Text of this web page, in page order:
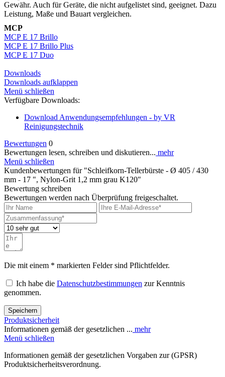
Gewähr. Auch für Geräte, die nicht aufgelistet sind, geeignet. Dazu
Leistung, Maße und Bauart vergleichen.
MCP
MCP E 17 Brillo
MCP E 17 Brillo Plus
MCP E 17 Duo
Downloads
Downloads aufklappen
Menü schließen
Verfügbare Downloads:
Download Anwendungsempfehlungen - by VR
Reinigungstechnik
Bewertungen 0
Bewertungen lesen, schreiben und diskutieren... mehr
Menü schließen
Kundenbewertungen für "Schleifkorn-Tellerbürste - Ø 405 / 430
mm - 17 ", Nylon-Grit 1,2 mm grau K120"
Bewertung schreiben
Bewertungen werden nach Überprüfung freigeschaltet.
Die mit einem * markierten Felder sind Pflichtfelder.
Ich habe die Datenschutzbestimmungen zur Kenntnis
genommen.
Speichern
Produktsicherheit
Informationen gemäß der gesetzlichen ... mehr
Menü schließen
Informationen gemäß der gesetzlichen Vorgaben zur (GPSR)
Produktsicherheitsverordnung.